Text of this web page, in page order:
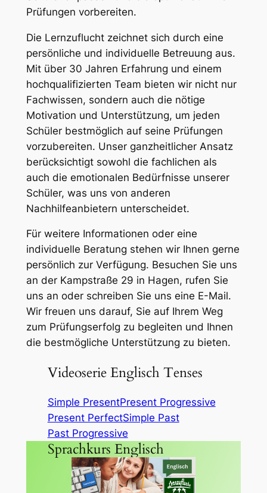
Prüfungen vorbereiten.
Die Lernzuflucht zeichnet sich durch eine
persönliche und individuelle Betreuung aus.
Mit über 30 Jahren Erfahrung und einem
hochqualifizierten Team bieten wir nicht nur
Fachwissen, sondern auch die nötige
Motivation und Unterstützung, um jeden
Schüler bestmöglich auf seine Prüfungen
vorzubereiten. Unser ganzheitlicher Ansatz
berücksichtigt sowohl die fachlichen als
auch die emotionalen Bedürfnisse unserer
Schüler, was uns von anderen
Nachhilfeanbietern unterscheidet.
Für weitere Informationen oder eine
individuelle Beratung stehen wir Ihnen gerne
persönlich zur Verfügung. Besuchen Sie uns
an der Kampstraße 29 in Hagen, rufen Sie
uns an oder schreiben Sie uns eine E-Mail.
Wir freuen uns darauf, Sie auf Ihrem Weg
zum Prüfungserfolg zu begleiten und Ihnen
die bestmögliche Unterstützung zu bieten.
Videoserie Englisch Tenses
Simple PresentPresent Progressive
Present PerfectSimple Past
Past Progressive
Sprachkurs Englisch